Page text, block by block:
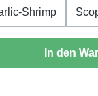
Shrimp
Wert ein oder
In den